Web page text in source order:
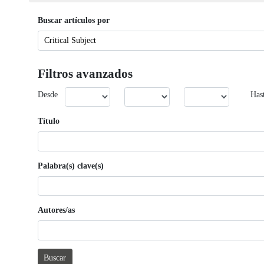
Buscar artículos por
Filtros avanzados
Desde
Título
Palabra(s) clave(s)
Autores/as
Buscar